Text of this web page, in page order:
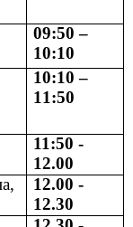
09:50 –
10:10
10:10 –
11:50
11:50 -
12.00
12.00 -
12.30